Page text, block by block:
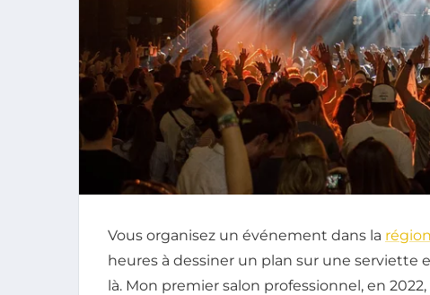
Vous organisez un événement dans la
heures à dessiner un plan sur une serviette
là. Mon premier salon professionnel, en